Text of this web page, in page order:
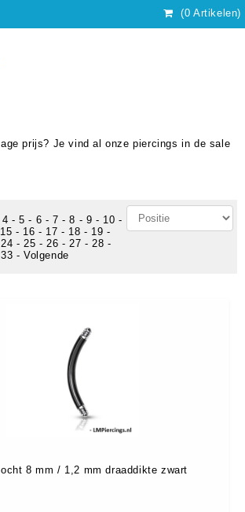
(0 Artikelen)
prijs? Je vind al onze piercings in de sale
4 -5 - 6 - 7 -8 - 9 - 10 -
15 - 16 - 17 - 18 - 19 -
24 -25 -26 -27 -28 -
33 -Volgende
8 mm / 1,2 mm draaddikte zwart